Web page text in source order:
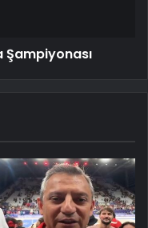
Şampiyonası